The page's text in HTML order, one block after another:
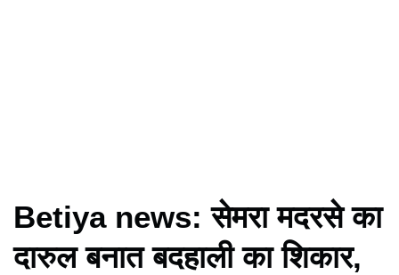
Betiya news: सेमरा मदरसे का
दारुल बनात बदहाली का शिकार,